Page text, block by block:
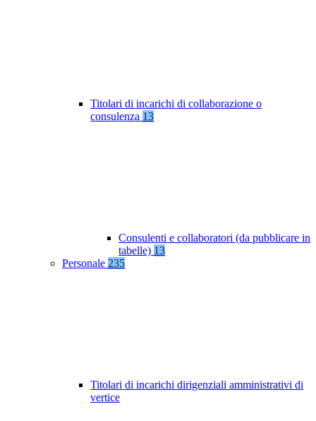
Titolari di incarichi di collaborazione o
consulenza 13
Consulenti e collaboratori (da pubblicare in
tabelle) 13
Personale 235
Titolari di incarichi dirigenziali amministrativi di
vertice